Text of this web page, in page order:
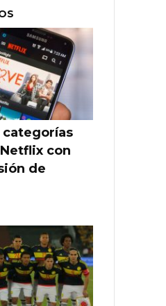
categorías
con
de